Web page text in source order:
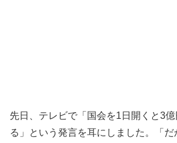
先日、テレビで「国会を1日開くと3
る」という発言を耳にしました。「